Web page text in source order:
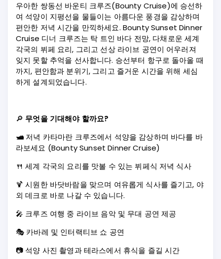
우아한 쌍동선 바운티 크루즈(Bounty Cruise)에 승선하
여 석양이 지평선을 물들이는 아름다운 풍경을 감상하며
편안한 저녁 시간을 만끽하세요. Bounty Sunset Dinner
Cruise 디너 크루즈는 탁 트인 바다 전망, 다채로운 세계
각국의 뷔페 요리, 그리고 선상 라이브 공연이 어우러져
잊지 못할 추억을 선사합니다. 승선부터 항구로 돌아올 때
까지, 편안함과 분위기, 그리고 즐거운 시간을 위해 세심
하게 설계되었습니다.
🔎 무엇을 기대해야 할까요?
🛥️저녁 카타마란 크루즈에서 석양을 감상하며 바다를 바
라보세요 (Bounty Sunset Dinner Cruise)
🍴 세계 각국의 요리를 맛볼 수 있는 뷔페식 저녁 식사
🍹 시원한 바닷바람을 맞으며 여유롭게 식사를 즐기고, 야
외 데크로 바로 나갈 수 있습니다.
🎤 크루즈 여행 중 라이브 음악 및 무대 공연 제공
🎭 카바레 및 인터랙티브 쇼 공연
📷 석양 사진 촬영과 테라스에서 휴식을 즐길 시간